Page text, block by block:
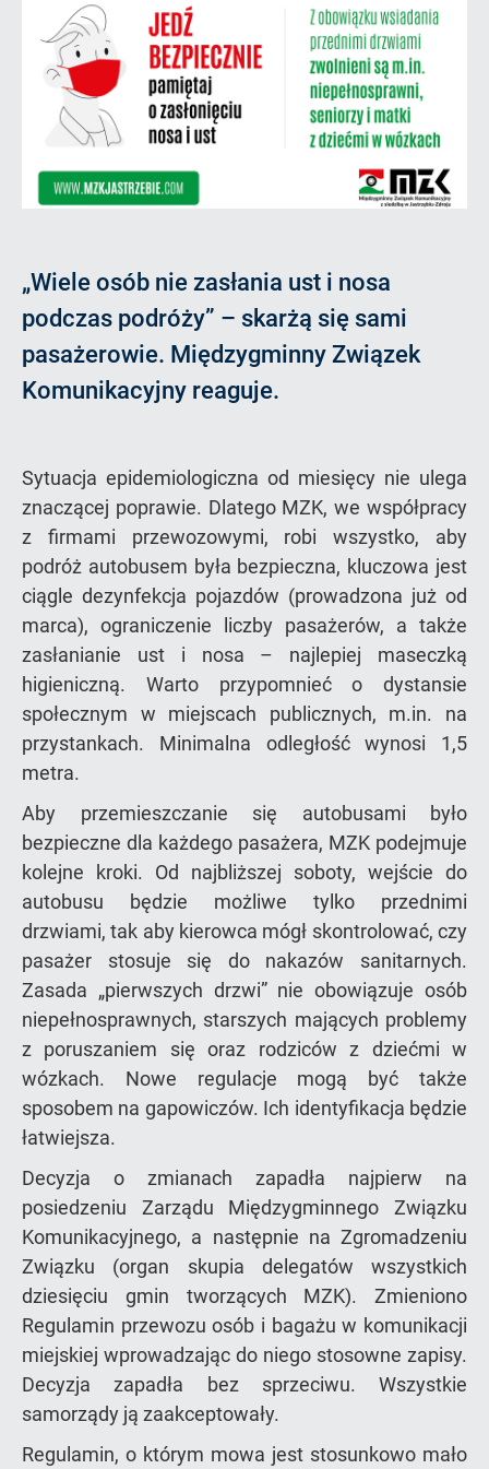
„Wiele osób nie zasłania ust i nosa
podczas podróży” – skarżą się sami
pasażerowie. Międzygminny Związek
Komunikacyjny reaguje.
Sytuacja epidemiologiczna od miesięcy nie ulega
znaczącej poprawie. Dlatego MZK, we współpracy
z firmami przewozowymi, robi wszystko, aby
podróż autobusem była bezpieczna, kluczowa jest
ciągle dezynfekcja pojazdów (prowadzona już od
marca), ograniczenie liczby pasażerów, a także
zasłanianie ust i nosa – najlepiej maseczką
higieniczną. Warto przypomnieć o dystansie
społecznym w miejscach publicznych, m.in. na
przystankach. Minimalna odległość wynosi 1,5
metra.
Aby przemieszczanie się autobusami było
bezpieczne dla każdego pasażera, MZK podejmuje
kolejne kroki. Od najbliższej soboty, wejście do
autobusu będzie możliwe tylko przednimi
drzwiami, tak aby kierowca mógł skontrolować, czy
pasażer stosuje się do nakazów sanitarnych.
Zasada „pierwszych drzwi” nie obowiązuje osób
niepełnosprawnych, starszych mających problemy
z poruszaniem się oraz rodziców z dziećmi w
wózkach. Nowe regulacje mogą być także
sposobem na gapowiczów. Ich identyfikacja będzie
łatwiejsza.
Decyzja o zmianach zapadła najpierw na
posiedzeniu Zarządu Międzygminnego Związku
Komunikacyjnego, a następnie na Zgromadzeniu
Związku (organ skupia delegatów wszystkich
dziesięciu gmin tworzących MZK). Zmieniono
Regulamin przewozu osób i bagażu w komunikacji
miejskiej wprowadzając do niego stosowne zapisy.
Decyzja zapadła bez sprzeciwu. Wszystkie
samorządy ją zaakceptowały.
Regulamin, o którym mowa jest stosunkowo mało